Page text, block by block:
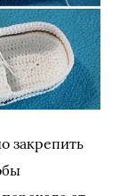
закрепить